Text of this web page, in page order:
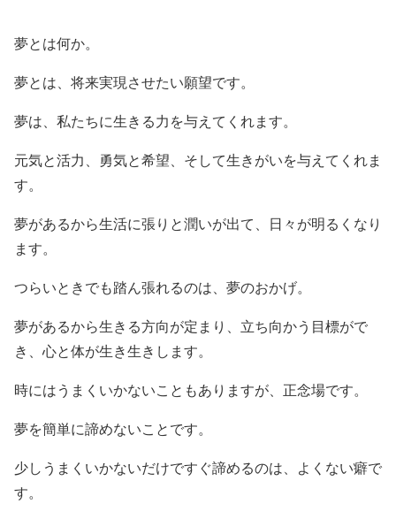
夢とは何か。
夢とは、将来実現させたい願望です。
夢は、私たちに生きる力を与えてくれます。
元気と活力、勇気と希望、そして生きがいを与えてくれま
す。
夢があるから生活に張りと潤いが出て、日々が明るくなり
ます。
つらいときでも踏ん張れるのは、夢のおかげ。
夢があるから生きる方向が定まり、立ち向かう目標がで
き、心と体が生き生きします。
時にはうまくいかないこともありますが、正念場です。
夢を簡単に諦めないことです。
少しうまくいかないだけですぐ諦めるのは、よくない癖で
す。